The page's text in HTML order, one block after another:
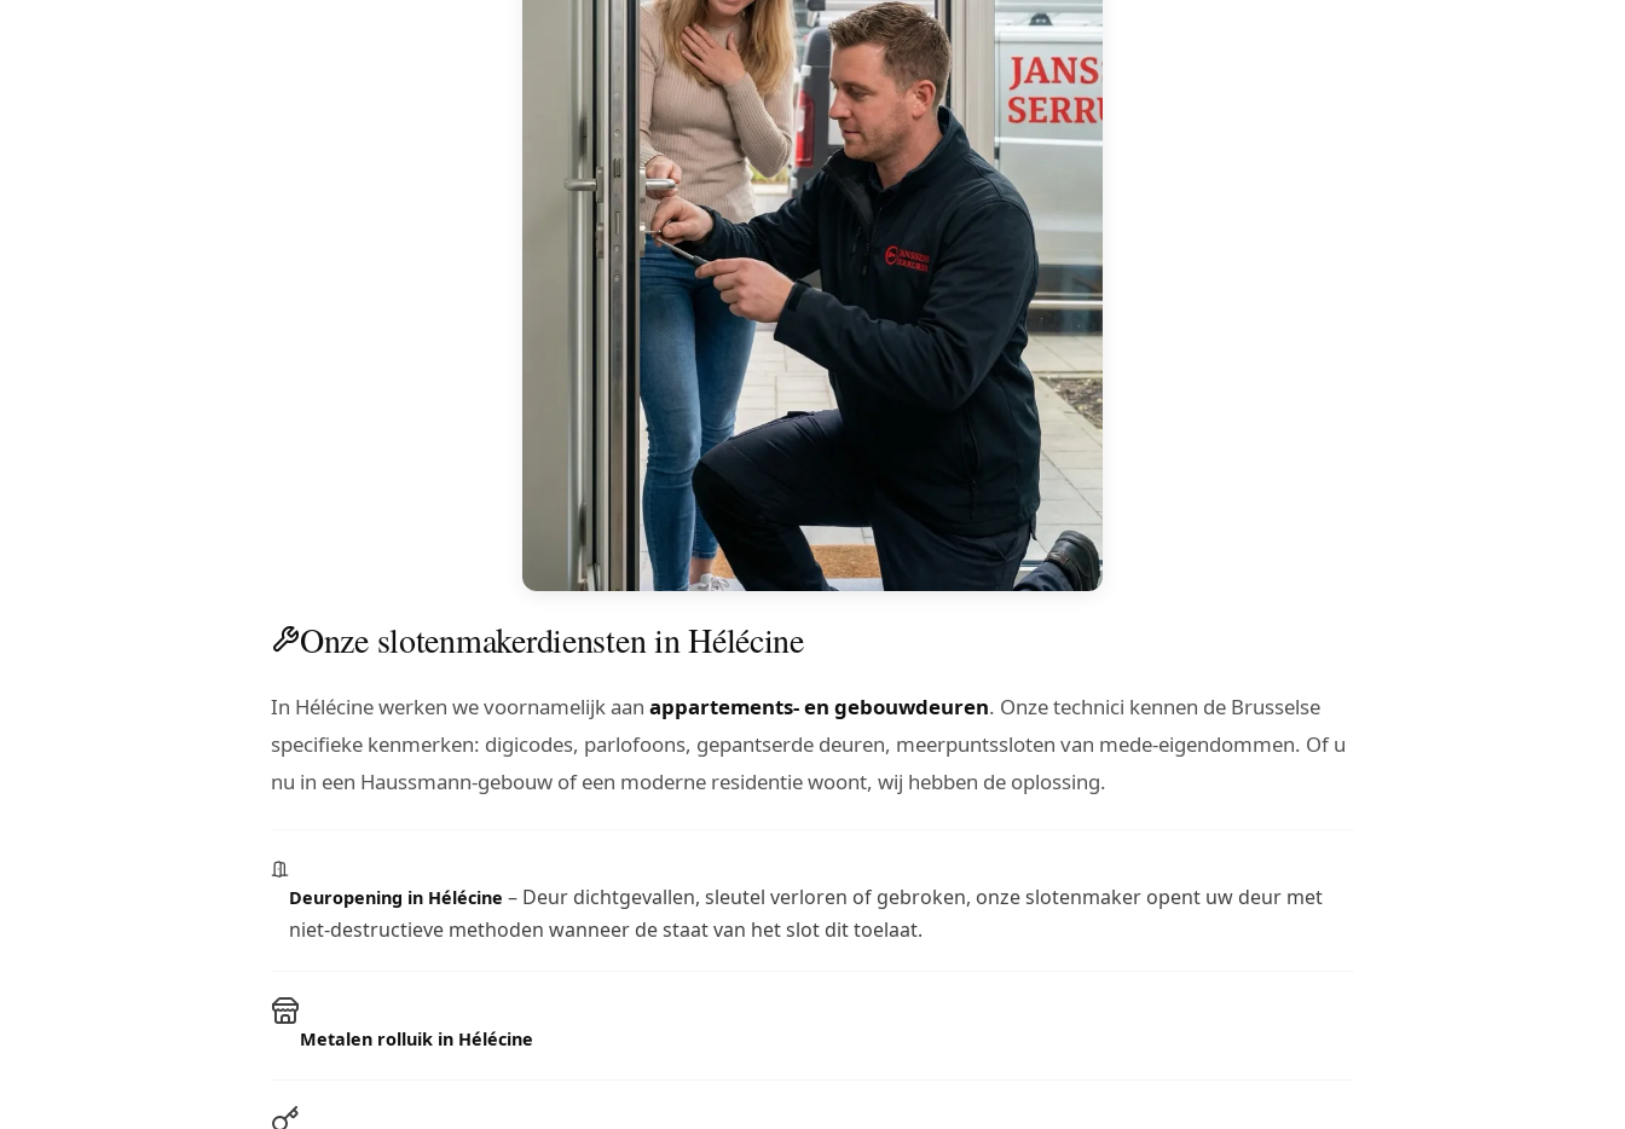
Onze slotenmakerdiensten in Hélécine
In Hélécine werken we voornamelijk aan appartements- en gebouwdeuren. Onze technici kennen de Brusselse
specifieke kenmerken: digicodes, parlofoons, gepantserde deuren, meerpuntssloten van mede-eigendommen. Of u
nu in een Haussmann-gebouw of een moderne residentie woont, wij hebben de oplossing.
Deuropening in Hélécine – Deur dichtgevallen, sleutel verloren of gebroken, onze slotenmaker opent uw deur met
niet-destructieve methoden wanneer de staat van het slot dit toelaat.
Metalen rolluik in Hélécine